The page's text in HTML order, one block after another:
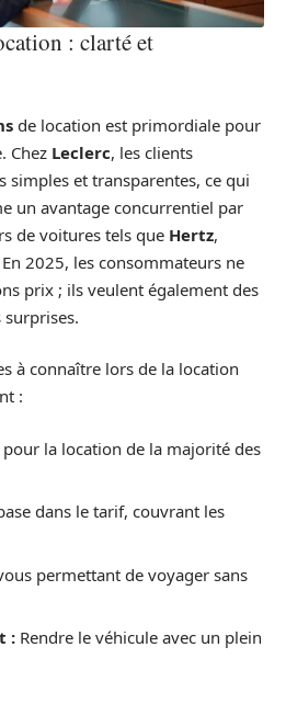
: clarté et
de location est primordiale pour
Chez Leclerc, les clients
simples et transparentes, ce qui
un avantage concurrentiel par
de voitures tels que Hertz,
En 2025, les consommateurs ne
prix ; ils veulent également des
surprises.
à connaître lors de la location
:
pour la location de la majorité des
dans le tarif, couvrant les
permettant de voyager sans
: Rendre le véhicule avec un plein